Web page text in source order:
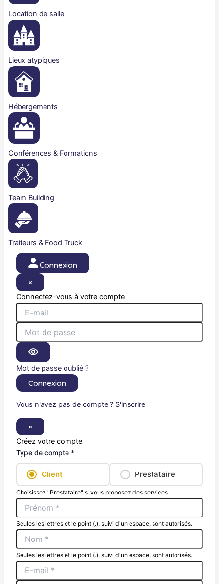
Location de salle
Lieux atypiques
Hébergements
Conférences & Formations
Team Building
Traiteurs & Food Truck
Connexion
×
Connectez-vous à votre compte
Mot de passe oublié ?
Connexion
Vous n'avez pas de compte ? S'inscrire
×
Créez votre compte
Type de compte *
Client Prestataire
Choisissez "Prestataire" si vous proposez des services
Seules les lettres et le point (.), suivi d'un espace, sont autorisés.
Seules les lettres et le point (.), suivi d'un espace, sont autorisés.